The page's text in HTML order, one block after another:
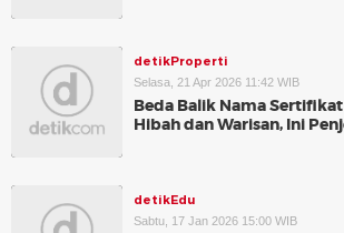
detikProperti
Selasa, 21 Apr 2026 11:42 WIB
Beda Balik Nama
Hibah dan Warisan, Ini
detikEdu
Sabtu, 17 Jan 2026 15:00 WIB